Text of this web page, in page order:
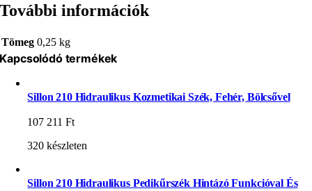
További információk
Tömeg 0,25 kg
Kapcsolódó termékek
Sillon 210 Hidraulikus Kozmetikai Szék, Fehér, Bölcsővel
107 211Ft
320 készleten
Sillon 210 Hidraulikus Pedikűrszék Hintázó Funkcióval És